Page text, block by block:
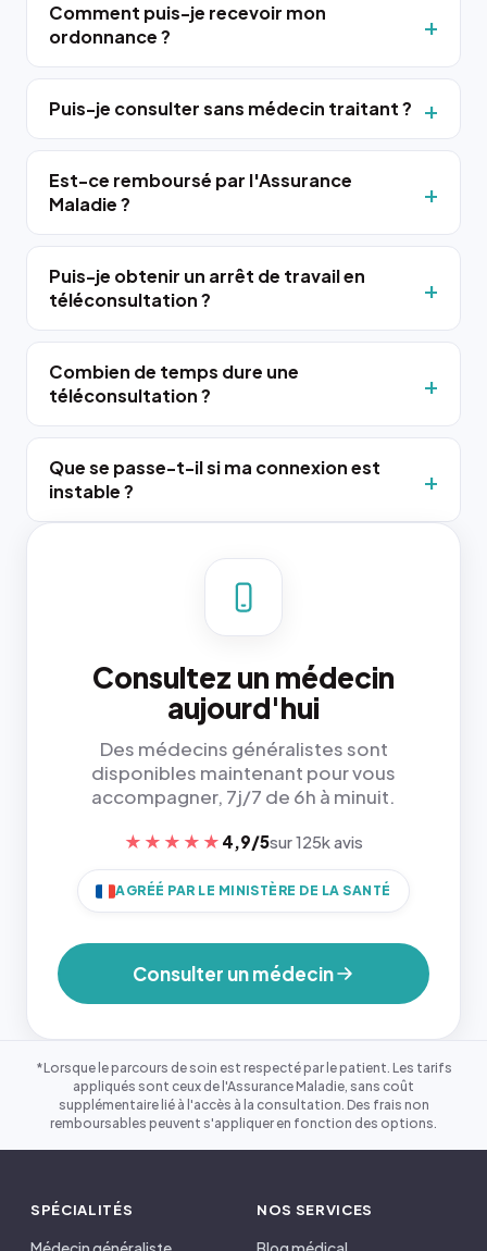
Comment puis-je recevoir mon
ordonnance ?
Puis-je consulter sans médecin traitant ?
Est-ce remboursé par l'Assurance
Maladie ?
Puis-je obtenir un arrêt de travail en
téléconsultation ?
Combien de temps dure une
téléconsultation ?
Que se passe-t-il si ma connexion est
instable ?
Consultez un médecin
aujourd'hui
Des médecins généralistes sont
disponibles maintenant pour vous
accompagner, 7j/7 de 6h à minuit.
★★★★★ 4,9/5sur 125k avis
AGRÉÉ PAR LE MINISTÈRE DE LA SANTÉ
Consulter un médecin
*Lorsque le parcours de soin est respecté par le patient. Les tarifs
appliqués sont ceux de l'Assurance Maladie, sans coût
supplémentaire lié à l'accès à la consultation. Des frais non
remboursables peuvent s'appliquer en fonction des options.
SPÉCIALITÉS NOS SERVICES